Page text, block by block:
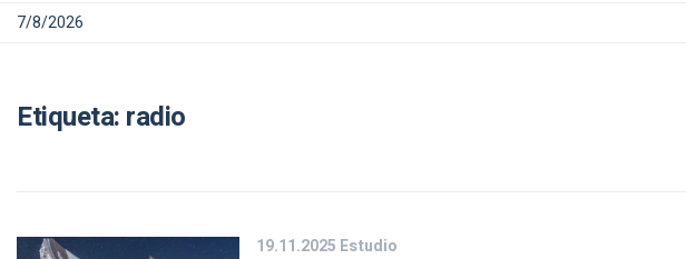
7/8/2026
Etiqueta: radio
19.11.2025 Estudio